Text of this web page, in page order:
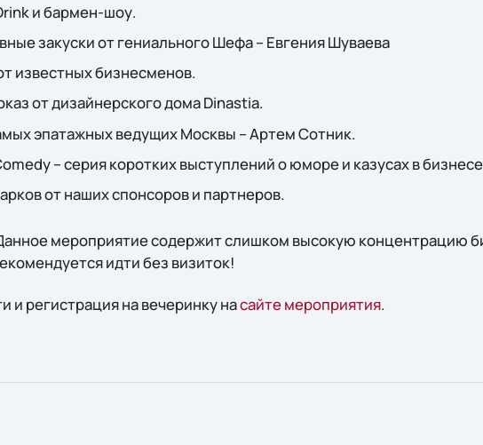
и бармен-шоу.
закуски от гениального Шефа – Евгения Шуваева
известных бизнесменов.
от дизайнерского дома Dinastia.
эпатажных ведущих Москвы – Артем Сотник.
– серия коротких выступлений о юморе и казусах в
от наших спонсоров и партнеров.
мероприятие содержит слишком высокую концентрацию
идти без визиток!
и регистрация на вечеринку насайте мероприятия.